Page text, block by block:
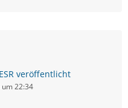
veröffentlicht
22:34